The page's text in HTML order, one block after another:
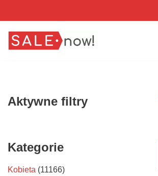
do
Aktywne filtry
Kategorie
Kobieta (11166)